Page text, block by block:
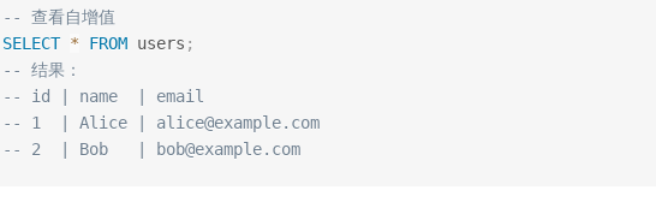
-- 查看自增值
SELECT * FROM users ;
-- 结果：
-- id | name  | email
-- 1  | Alice | alice@example.com
-- 2  | Bob   | bob@example.com